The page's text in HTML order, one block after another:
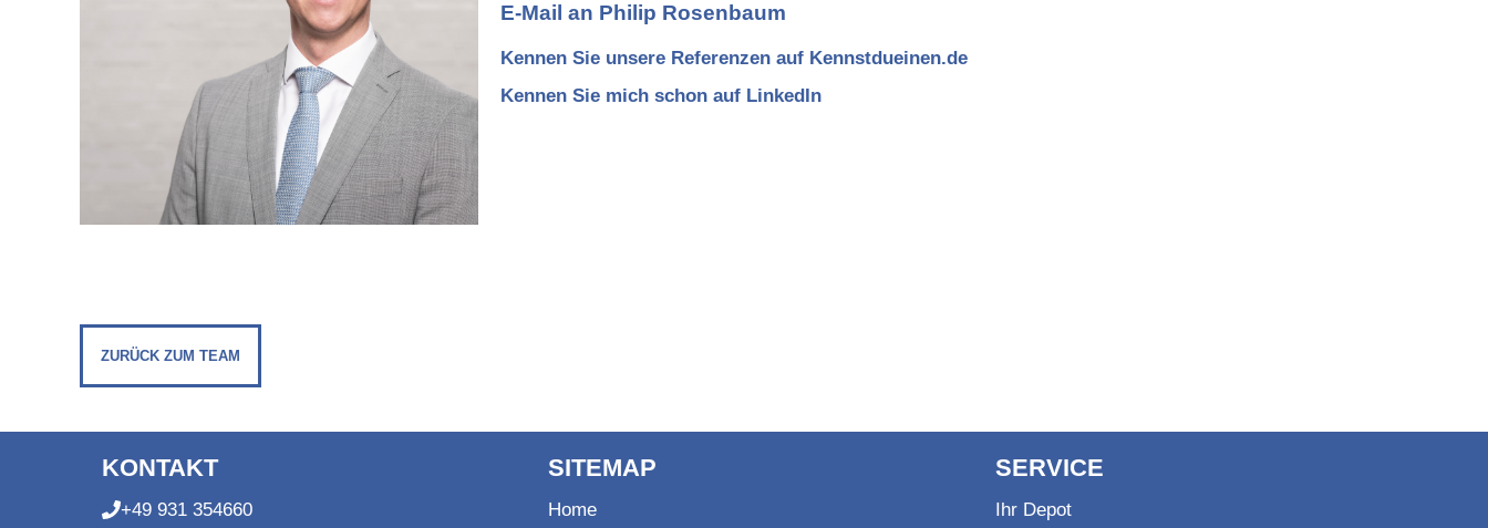
E-Mail an Philip Rosenbaum
Kennen Sie unsere Referenzen auf Kennstdueinen.de
Kennen Sie mich schon auf LinkedIn
ZURÜCK ZUM TEAM
KONTAKT
+49 931 354660
SITEMAP
Home
SERVICE
Ihr Depot